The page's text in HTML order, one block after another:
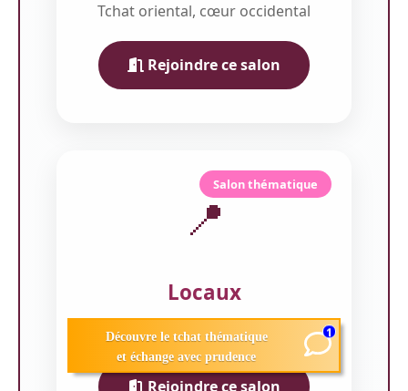
Découvre le tchat thématique
et échange avec prudence
1
Tchat oriental, cœur occidental
Rejoindre ce salon
Salon thématique
📍
Locaux
Près de toi, même en ligne
Rejoindre ce salon